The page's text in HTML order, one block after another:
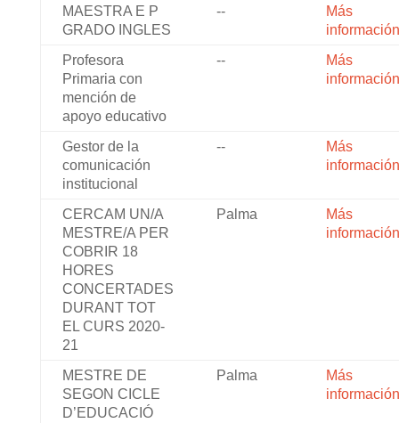
MAESTRA E P
GRADO INGLES
--
Más
información
Profesora
Primaria con
mención de
apoyo educativo
--
Más
información
Gestor de la
comunicación
institucional
--
Más
información
CERCAM UN/A
MESTRE/A PER
COBRIR 18
HORES
CONCERTADES
DURANT TOT
EL CURS 2020-
21
Palma
Más
información
MESTRE DE
SEGON CICLE
D’EDUCACIÓ
Palma
Más
información